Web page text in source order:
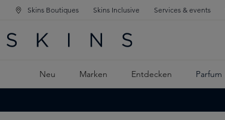
SPRINGEN
SPRINGEN
Skins Boutiques Skins Inclusive Services & events
Neu Marken Entdecken Parfum